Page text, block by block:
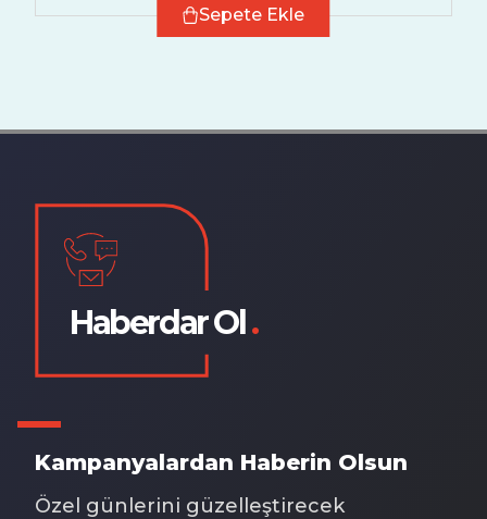
Sepete Ekle
Haberdar Ol.
Kampanyalardan Haberin Olsun
Özel günlerini güzelleştirecek